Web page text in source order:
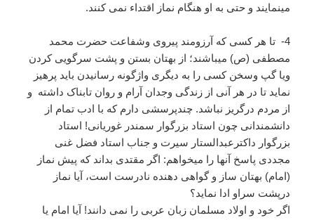
مینمایند و حتی به او هنگام نماز اقتداء نمی کنند.
4- تا هر کسی که آرزومند پیروی وشفاعت حضرت محمد
مصطفی (ص) میباشند؛ از بهتان بستن و پشت سرگویی کردن
ویا گپ وسخن کسی را به دیگری واژگونه رسانیدن باید پرهیز
نماید تا در هر آنی از زندگی وجدان آرام و روان تابناک داشته و
از مردم درگریز نباشد. چندپرسشی دارم که با ادب تمام از
دانشمندانی چون استاد بزرگوار سمندر غوریانی! استاد
بزرگوار داکترعبدالستار سیرت و جناب استاد فضل غنی
مجددی پاسخ آنها را میخواهم: اگر مقتدی بداند که پیش نماز
(امام) بهتان ساز و گواهی دهنده نادرست است، آیا نماز
درپشت سراو ادا نماید؟
اگر خود و اولاد مسلمان زبان عربی را نمی دانند! آیا امام یا